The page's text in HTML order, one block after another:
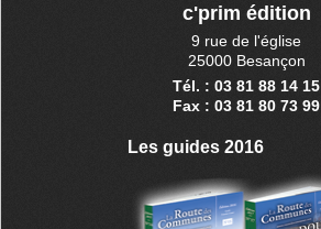
c'prim édition
9 rue de l'église
25000 Besançon
Tél. : 03 81 88 14 15
Fax : 03 81 80 73 99
Les guides 2016